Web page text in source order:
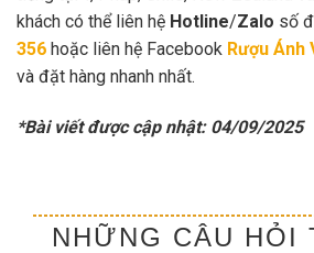
khách có thể liên hệ Hotline/Zalo số
356 hoặc liên hệ Facebook Rượu Ánh
và đặt hàng nhanh nhất.
*Bài viết được cập nhật: 04/09/2025
NHỮNG CÂU HỎI